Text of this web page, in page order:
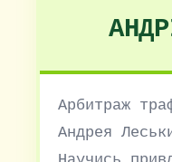
Арбитраж
Андрея